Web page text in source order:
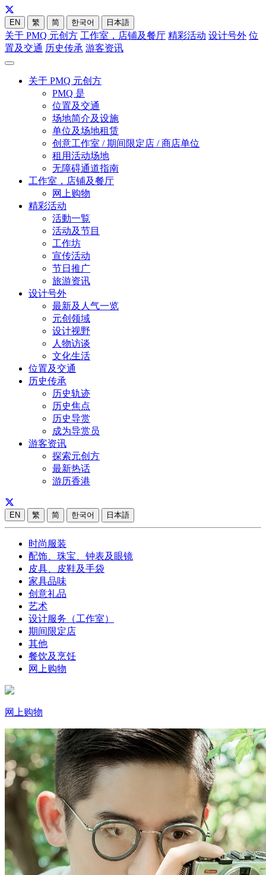
EN 繁 简 한국어 日本語
关于 PMQ 元创方 工作室，店铺及餐厅 精彩活动 设计号外 位
置及交通 历史传承 游客资讯
关于 PMQ 元创方
PMQ 是
位置及交通
场地简介及设施
单位及场地租赁
创意工作室 / 期间限定店 / 商店单位
租用活动场地
无障碍通道指南
工作室，店铺及餐厅
网上购物
精彩活动
活動一覧
活动及节目
工作坊
宣传活动
节日推广
旅游资讯
设计号外
最新及人气一览
元创领域
设计视野
人物访谈
文化生活
位置及交通
历史传承
历史轨迹
历史焦点
历史导赏
成为导赏员
游客资讯
探索元创方
最新热话
游历香港
EN 繁 简 한국어 日本語
时尚服装
配饰、珠宝、钟表及眼镜
皮具、皮鞋及手袋
家具品味
创意礼品
艺术
设计服务（工作室）
期间限定店
其他
餐饮及烹饪
网上购物
网上购物